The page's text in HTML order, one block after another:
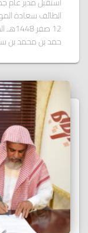
الطائف سعادة
حمد بن محمد بن